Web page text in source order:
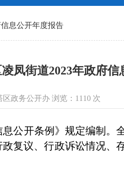
息公开年度报告
凤街道2023年政府
政务公开办 浏览： 1110 次
公开条例》规定编制
复议、行政诉讼情况